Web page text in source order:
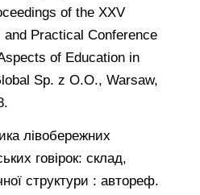
of the XXV
and Practical Conference
of Education in
Sp. z O.O., Warsaw,
лівобережних
говірок: склад,
структури : автореф.